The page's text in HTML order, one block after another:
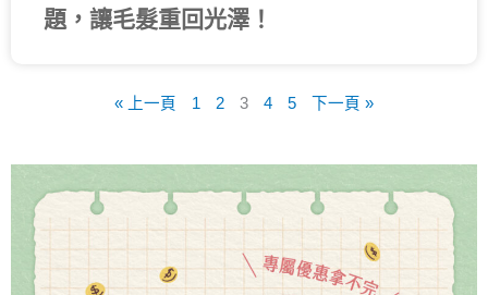
題，讓毛髮重回光澤！
« 上一頁 1 2 3 4 5 下一頁 »